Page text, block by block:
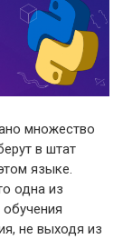
множество
в штат
языке.
одна из
не выходя из